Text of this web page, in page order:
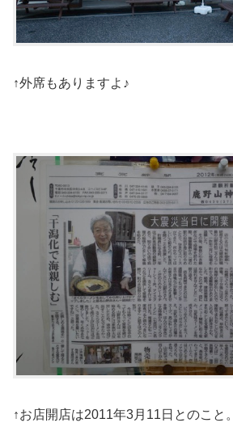
↑外席もありますよ♪
↑お店開店は2011年3月11日とのこと。